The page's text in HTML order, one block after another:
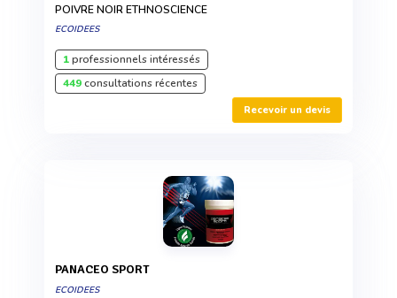
POIVRE NOIR ETHNOSCIENCE
ECOIDEES
1professionnels intéressés
449consultations récentes
Recevoir un devis
PANACEO SPORT
ECOIDEES